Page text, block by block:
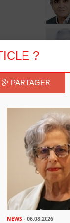
?
PARTAGER
NEWS- 06.08.2026